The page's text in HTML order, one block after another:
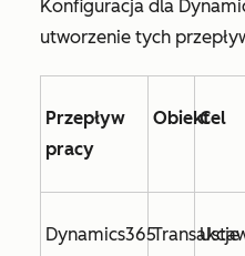
Konfiguracja dla
utworzenie tych
Przepływ
pracy
ObiektCel
Dynamics365Transakcje